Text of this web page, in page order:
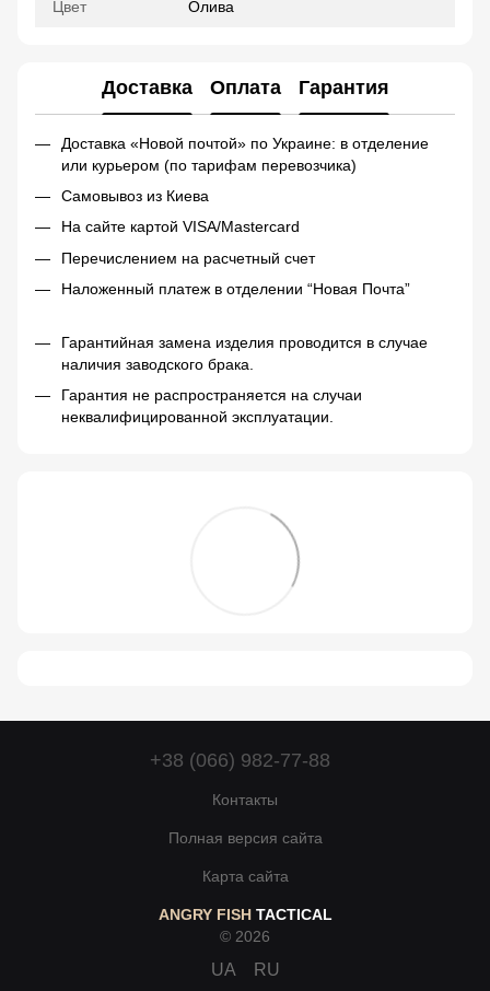
Цвет Олива
Доставка Оплата Гарантия
Доставка «Новой почтой» по Украине: в отделение
или курьером (по тарифам перевозчика)
Самовывоз из Киева
На сайте картой VISA/Mastercard
Перечислением на расчетный счет
Наложенный платеж в отделении “Новая Почта”
Гарантийная замена изделия проводится в случае
наличия заводского брака.
Гарантия не распространяется на случаи
неквалифицированной эксплуатации.
+38 (066) 982-77-88
Контакты
Полная версия сайта
Карта сайта
ANGRY FISH TACTICAL
© 2026
UA RU